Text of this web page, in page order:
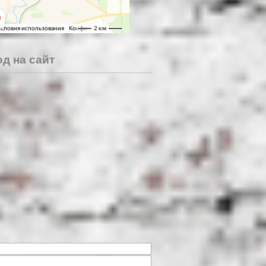
на сайт